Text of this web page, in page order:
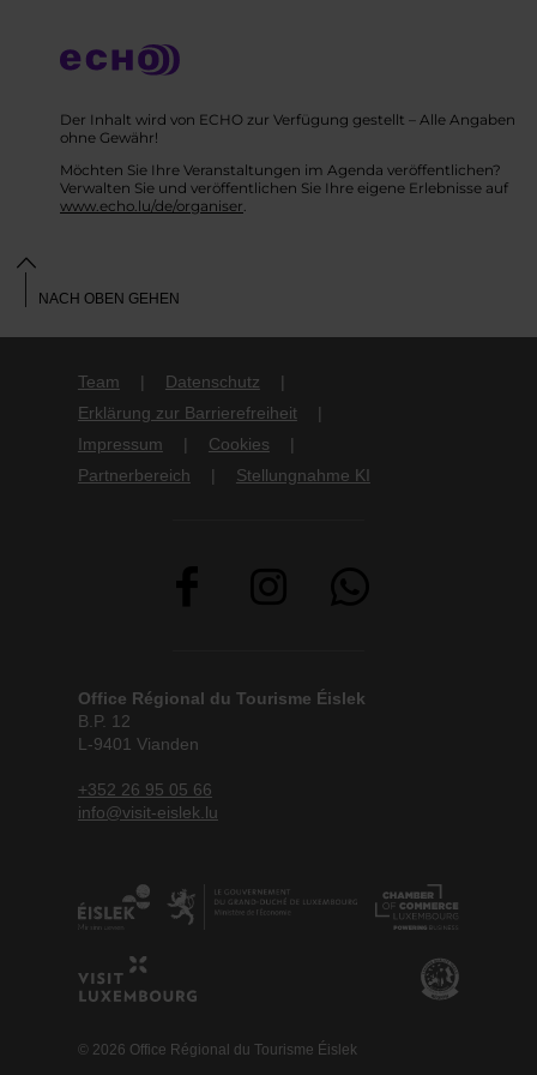
Der Inhalt wird von ECHO zur Verfügung gestellt – Alle Angaben
ohne Gewähr!
Möchten Sie Ihre Veranstaltungen im Agenda veröffentlichen?
Verwalten Sie und veröffentlichen Sie Ihre eigene Erlebnisse auf
www.echo.lu/de/organiser
Team
Datenschutz
Erklärung zur Barrierefreiheit
Impressum
Cookies
Partnerbereich
Stellungnahme KI
Office Régional du Tourisme Éislek
B.P. 12
L-9401 Vianden
+352 26 95 05 66
info@visit-eislek.lu
© 2026 Office Régional du Tourisme Éislek
NACH OBEN GEHEN